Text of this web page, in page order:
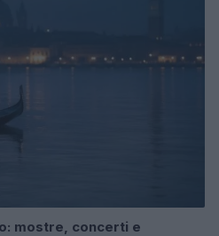
mostre, concerti e